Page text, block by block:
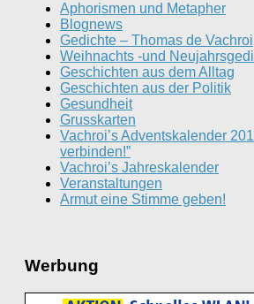
Aphorismen und Metapher
Blognews
Gedichte – Thomas de Vachroi
Weihnachts -und
Geschichten aus dem Alltag
Geschichten aus der Politik
Gesundheit
Grusskarten
Vachroi’s Adventskalender
verbinden!”
Vachroi’s Jahreskalender
Veranstaltungen
Armut eine Stimme geben!
Werbung